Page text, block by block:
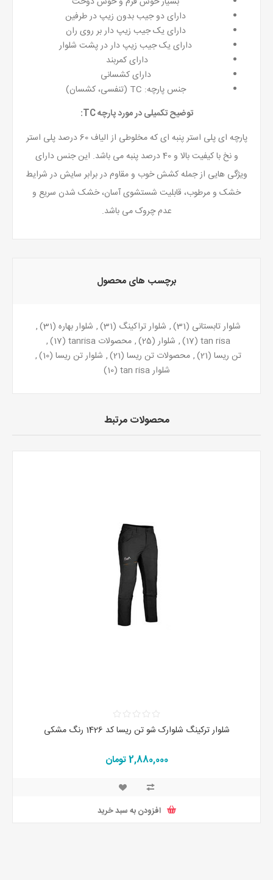
دارای دو جیب بدون زیپ در طرفین
دارای یک جیب زیپ دار بر روی ران
دارای یک جیب زیپ دار در پشت شلوار
دارای کمربند
دارای کشسانی
جنس پارچه: TC (تنفسی، کشسان)
توضیح تکمیلی در موردپارچه TC
:
پارچه ای پلی استر پنبه ای که مخلوطی از الیاف 60 درصد پلی استر
و نخ با کیفیت بالا و 40 درصد پنبه می باشد. این جنس دارای
ویژگی هایی از جمله کشش خوب و مقاوم در برابر سایش در شرایط
خشک و مرطوب، قابلیت شستشوی آسان، خشک شدن سریع و
عدم چروک می باشد.
برچسب های محصول
شلوار تابستانی (31)
, شلوار تراکینگ (31)
, شلوار بهاره (31)
,
tan risa
(17)
, شلوار(25)
, محصولات tanrisa (17)
,
تن ریسا (21)
, محصولات تن ریسا (21)
, شلوار تن ریسا (10)
,
شلوار tan risa
(10)
محصولات مرتبط
شلوار ترکینگ شلوارک شو تن ریسا کد 1426 رنگ مشکی
2,880,000 تومان
افزودن به سبد خرید